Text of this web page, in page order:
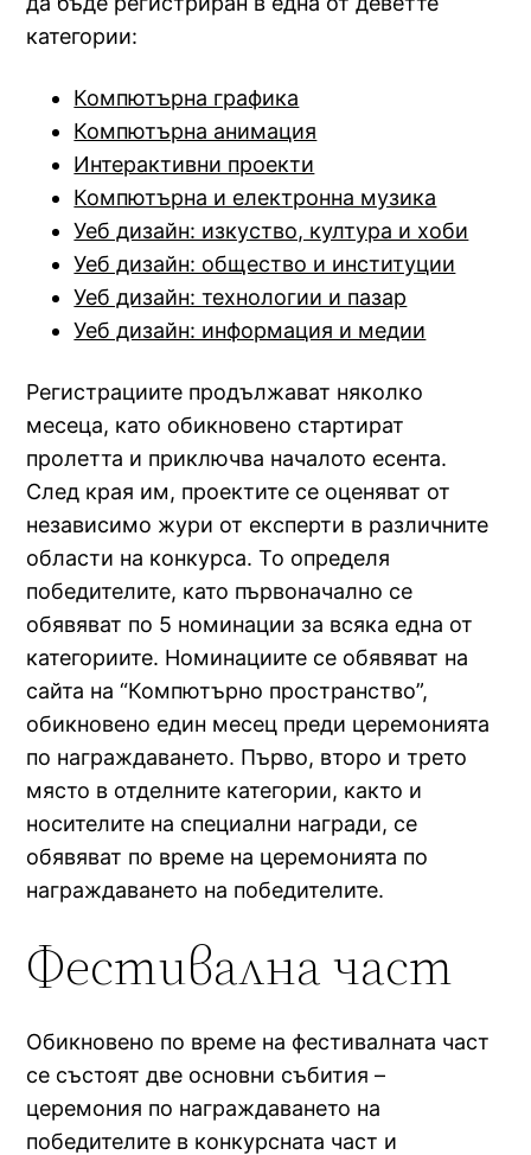
категории:
Компютърна графика
Компютърна анимация
Интерактивни проекти
Компютърна и електронна музика
Уеб дизайн: изкуство, култура и хоби
Уеб дизайн: общество и институции
Уеб дизайн: технологии и пазар
Уеб дизайн: информация и медии
Регистрациите продължават няколко
месеца, като обикновено стартират
пролетта и приключва началото есента.
След края им, проектите се оценяват от
независимо жури от експерти в различните
области на конкурса. То определя
победителите, като първоначално се
обявяват по 5 номинации за всяка една от
категориите. Номинациите се обявяват на
сайта на “Компютърно пространство”,
обикновено един месец преди церемонията
по награждаването. Първо, второ и трето
място в отделните категории, както и
носителите на специални награди, се
обявяват по време на церемонията по
награждаването на победителите.
Фестивална част
Обикновено по време на фестивалната част
се състоят две основни събития –
церемония по награждаването на
победителите в конкурсната част и